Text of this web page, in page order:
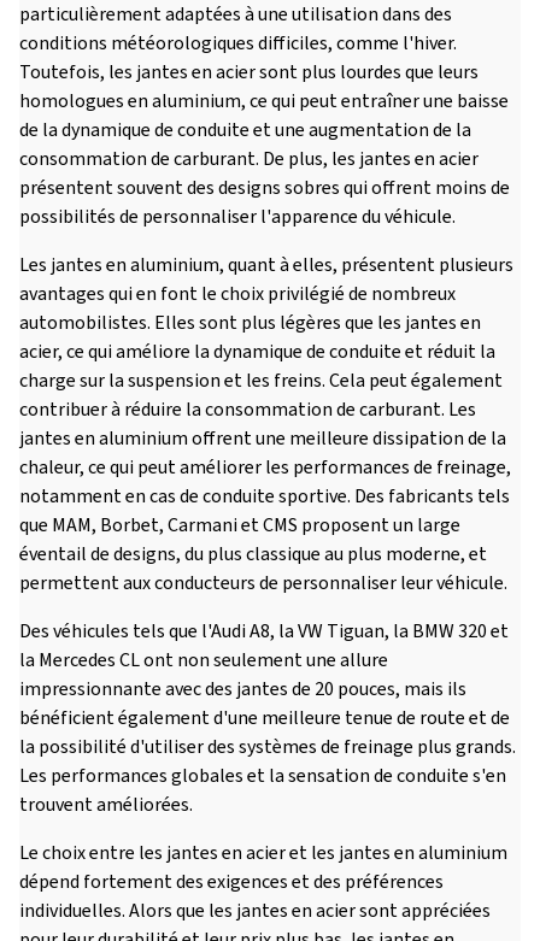
particulièrement adaptées à une utilisation dans des
conditions météorologiques difficiles, comme l'hiver.
Toutefois, les jantes en acier sont plus lourdes que leurs
homologues en aluminium, ce qui peut entraîner une baisse
de la dynamique de conduite et une augmentation de la
consommation de carburant. De plus, les jantes en acier
présentent souvent des designs sobres qui offrent moins de
possibilités de personnaliser l'apparence du véhicule.
Les jantes en aluminium, quant à elles, présentent plusieurs
avantages qui en font le choix privilégié de nombreux
automobilistes. Elles sont plus légères que les jantes en
acier, ce qui améliore la dynamique de conduite et réduit la
charge sur la suspension et les freins. Cela peut également
contribuer à réduire la consommation de carburant. Les
jantes en aluminium offrent une meilleure dissipation de la
chaleur, ce qui peut améliorer les performances de freinage,
notamment en cas de conduite sportive. Des fabricants tels
que MAM, Borbet, Carmani et CMS proposent un large
éventail de designs, du plus classique au plus moderne, et
permettent aux conducteurs de personnaliser leur véhicule.
Des véhicules tels que l'Audi A8, la VW Tiguan, la BMW 320 et
la Mercedes CL ont non seulement une allure
impressionnante avec des jantes de 20 pouces, mais ils
bénéficient également d'une meilleure tenue de route et de
la possibilité d'utiliser des systèmes de freinage plus grands.
Les performances globales et la sensation de conduite s'en
trouvent améliorées.
Le choix entre les jantes en acier et les jantes en aluminium
dépend fortement des exigences et des préférences
individuelles. Alors que les jantes en acier sont appréciées